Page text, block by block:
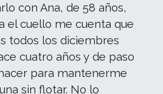
con Ana, de 58 años,
el cuello me cuenta que
todos los diciembres
cuatro años y de paso
para mantenerme
sin flotar. No lo